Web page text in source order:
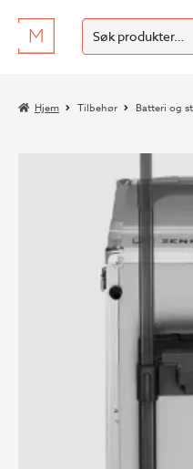
Hopp
til
Hopp
til
Søk
etter:
SØK
Hjem Tilbehør Batteri og